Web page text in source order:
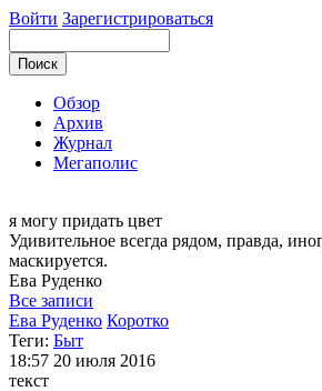
Войти Зарегистрироваться
Обзор
Архив
Журнал
Мегаполис
я могу придать цвет
Удивительное всегда рядом, правда,
маскируется.
Ева Руденко
Все записи
Ева Руденко Коротко
Теги: Быт
18:57 20 июля 2016
текст